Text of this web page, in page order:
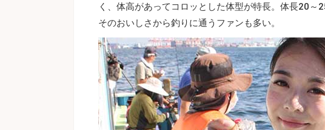
く、体高があってコロッとした体型が特長。体長20～
そのおいしさから釣りに通うファンも多い。